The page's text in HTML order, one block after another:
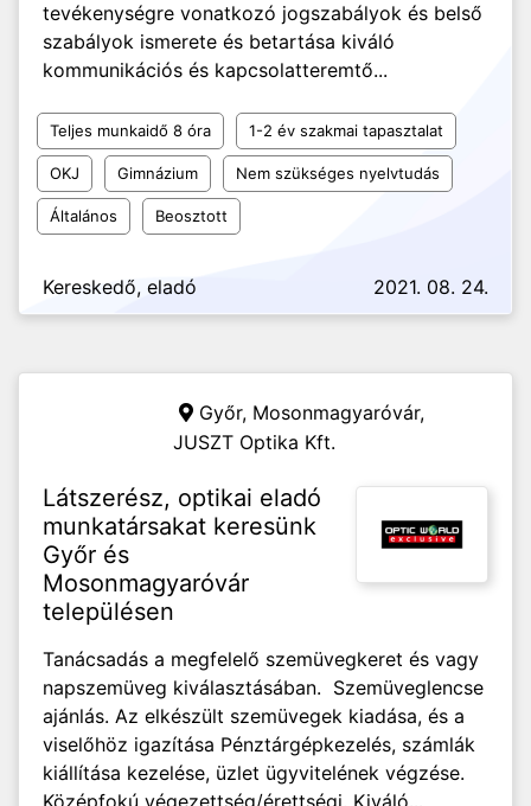
tevékenységre vonatkozó jogszabályok és belső
szabályok ismerete és betartása kiváló
kommunikációs és kapcsolatteremtő...
Teljes munkaidő 8 óra 1-2 év szakmai tapasztalat
OKJ Gimnázium Nem szükséges nyelvtudás
Általános Beosztott
Kereskedő, eladó 2021. 08. 24.
Győr, Mosonmagyaróvár,
JUSZT Optika Kft.
Látszerész, optikai eladó
munkatársakat keresünk
Győr és
Mosonmagyaróvár
településen
Tanácsadás a megfelelő szemüvegkeret és vagy
napszemüveg kiválasztásában. Szemüveglencse
ajánlás. Az elkészült szemüvegek kiadása, és a
viselőhöz igazítása Pénztárgépkezelés, számlák
kiállítása kezelése, üzlet ügyvitelének végzése.
Középfokú végezettség/érettségi, Kiváló...